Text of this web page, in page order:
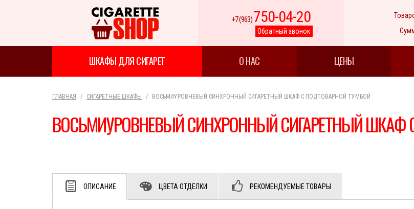
+7 (963)750-04-20
Обратный звонок
ШКАФЫ ДЛЯ СИГАРЕТ О НАС ЦЕНЫ
ГЛАВНАЯ СИГАРЕТНЫЕ ШКАФЫ ВОСЬМИУРОВНЕВЫЙ СИНХРОННЫЙ СИГАРЕТНЫЙ ШКАФ С ПОДТОВАРНОЙ ТУМБОЙ
ВОСЬМИУРОВНЕВЫЙ СИНХРОННЫЙ СИГАРЕТНЫЙ ШКАФ
ОПИСАНИЕ ЦВЕТА ОТДЕЛКИ РЕКОМЕНДУЕМЫЕ ТОВАРЫ